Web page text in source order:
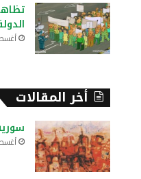
أغسطس
أخر المقالات
أغسطس